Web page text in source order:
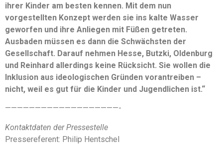
ihrer Kinder am besten kennen. Mit dem nun
vorgestellten Konzept werden sie ins kalte Wasser
geworfen und ihre Anliegen mit Füßen getreten.
Ausbaden müssen es dann die Schwächsten der
Gesellschaft. Darauf nehmen Hesse, Butzki, Oldenburg
und Reinhard allerdings keine Rücksicht. Sie wollen die
Inklusion aus ideologischen Gründen vorantreiben –
nicht, weil es gut für die Kinder und Jugendlichen ist.“
———————————————————-
Kontaktdaten der Pressestelle
Pressereferent: Philip Hentschel